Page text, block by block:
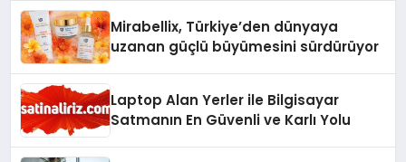
Mirabellix, Türkiye’den dünyaya
uzanan güçlü büyümesini sürdürüyor
Laptop Alan Yerler ile Bilgisayar
Satmanın En Güvenli ve Karlı Yolu